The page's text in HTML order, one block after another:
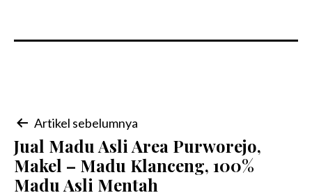
Navigasi
pos
Artikel sebelumnya
Jual Madu Asli Area Purworejo,
Makel – Madu Klanceng, 100%
Madu Asli Mentah